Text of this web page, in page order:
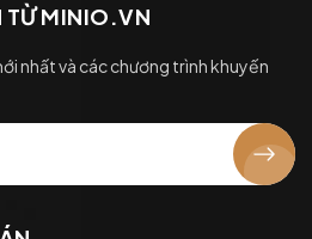
TỪ MINIO.VN
nhất và các chương trình khuyến